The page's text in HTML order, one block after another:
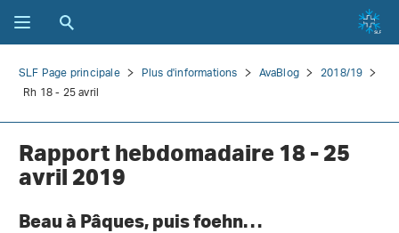
SLF Page principale Plus d'informations AvaBlog
2018/19
Rh 18 - 25 avril
Rapport hebdomadaire 18 - 25
avril 2019
Beau à Pâques, puis foehn…